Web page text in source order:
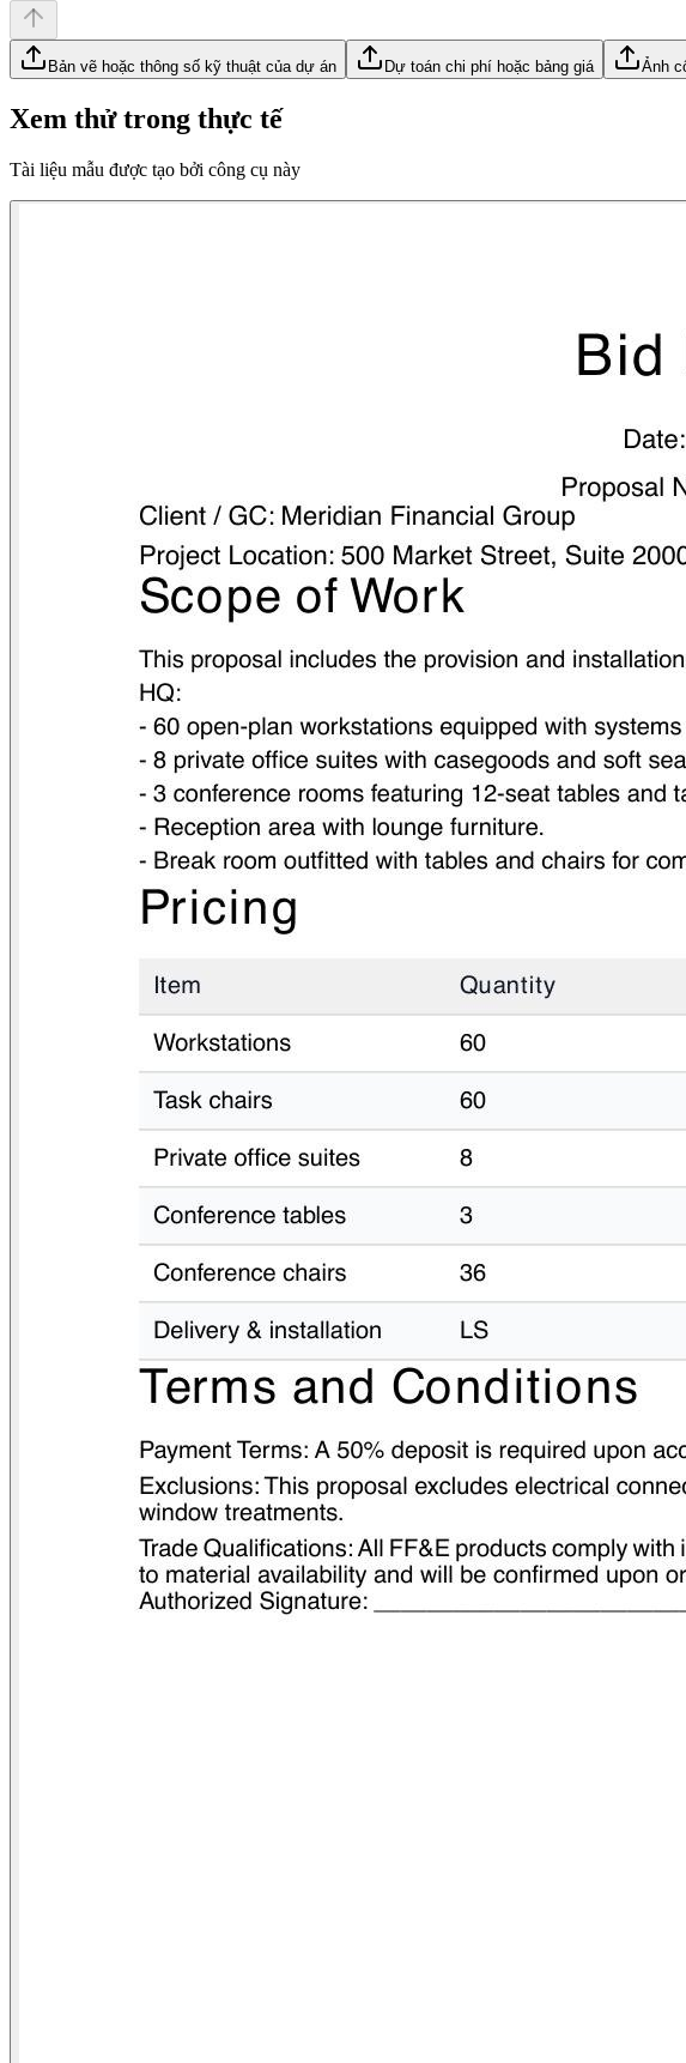
Bản vẽ hoặc thông số kỹ thuật của dự án Dự toán chi phí hoặc bảng giá Ảnh
Xem thử trong thực tế
Tài liệu mẫu được tạo bởi công cụ này